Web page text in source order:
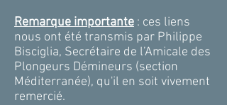
Remarque importante : ces liens
nous ont été transmis par Philippe
Bisciglia, Secrétaire de l’Amicale des
Plongeurs Démineurs (section
Méditerranée), qu'il en soit vivement
remercié.